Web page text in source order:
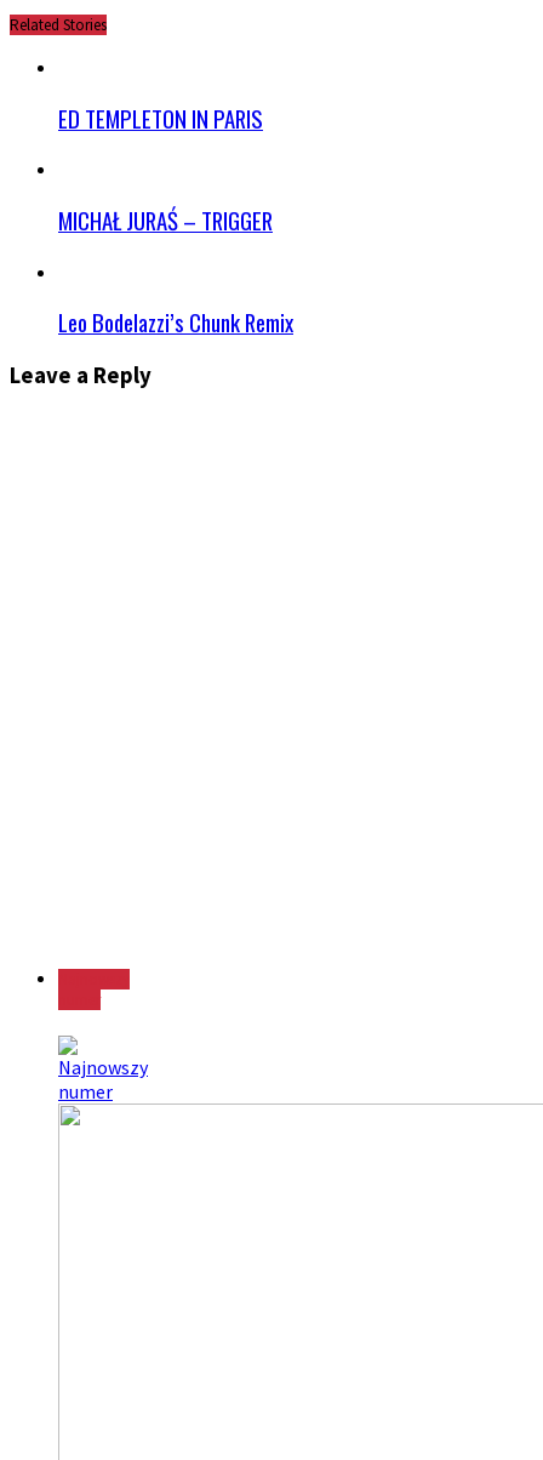
Related Stories
ED TEMPLETON IN PARIS
MICHAŁ JURAŚ – TRIGGER
Leo Bodelazzi’s Chunk Remix
Leave a Reply